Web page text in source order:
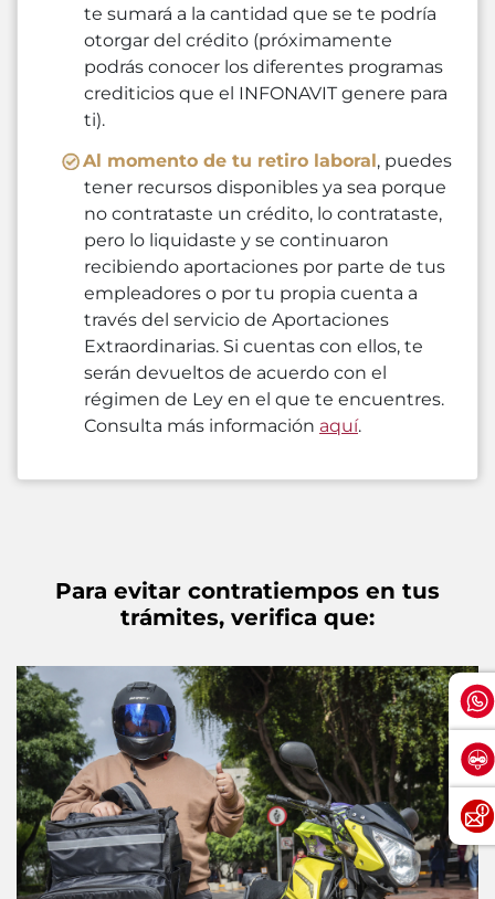
te sumará a la cantidad que se te podría
otorgar del crédito (próximamente
podrás conocer los diferentes programas
crediticios que el INFONAVIT genere para
ti).
Al momento de tu retiro laboral , puedes
tener recursos disponibles ya sea porque
no contrataste un crédito, lo contrataste,
pero lo liquidaste y se continuaron
recibiendo aportaciones por parte de tus
empleadores o por tu propia cuenta a
través del servicio de Aportaciones
Extraordinarias. Si cuentas con ellos, te
serán devueltos de acuerdo con el
régimen de Ley en el que te encuentres.
Consulta más información aquí.
Para evitar contratiempos en tus
trámites, verifica que: